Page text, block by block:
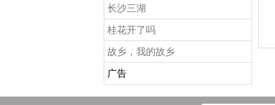
长沙三湖
桂花开了吗
故乡，我的故乡
广告